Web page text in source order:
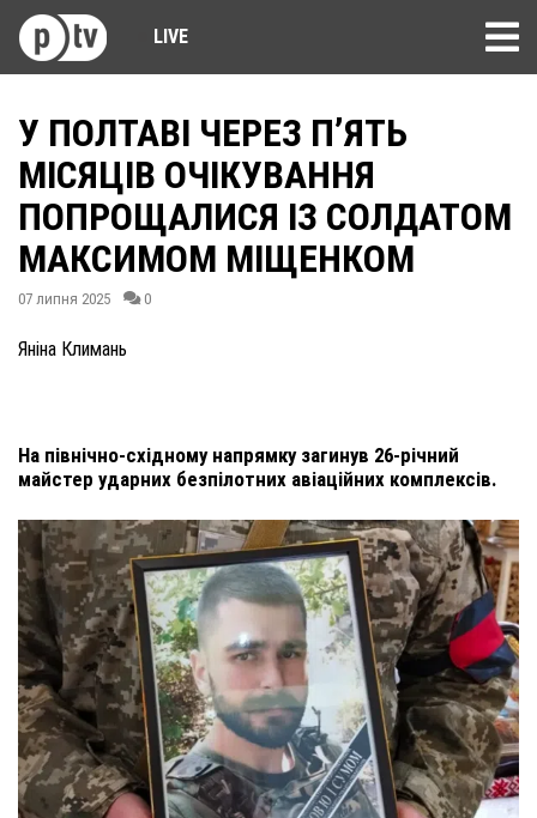
LIVE
У ПОЛТАВІ ЧЕРЕЗ П’ЯТЬ
МІСЯЦІВ ОЧІКУВАННЯ
ПОПРОЩАЛИСЯ ІЗ СОЛДАТОМ
МАКСИМОМ МІЩЕНКОМ
07 липня 2025 0
Яніна Климань
На північно-східному напрямку загинув 26-річний
майстер ударних безпілотних авіаційних комплексів.